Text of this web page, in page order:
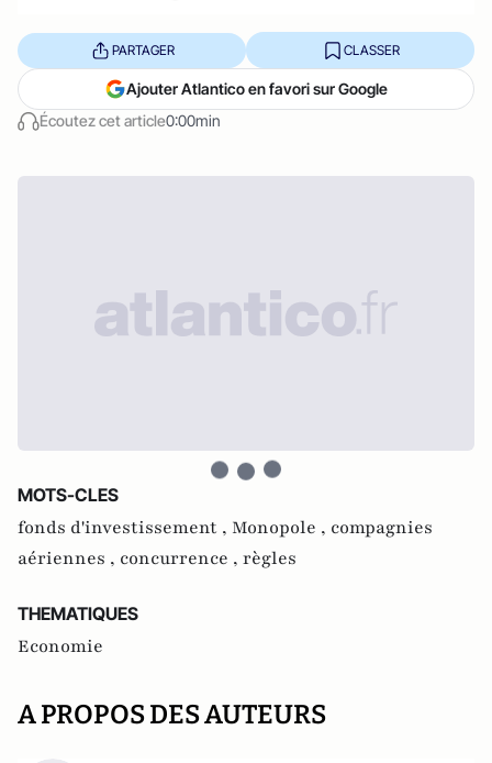
Écoutez cet article0:00min
PARTAGER CLASSER
Ajouter Atlantico en favori sur Google
MOTS-CLES
fonds d'investissement , Monopole , compagnies
aériennes , concurrence , règles
THEMATIQUES
Economie
A PROPOS DES AUTEURS